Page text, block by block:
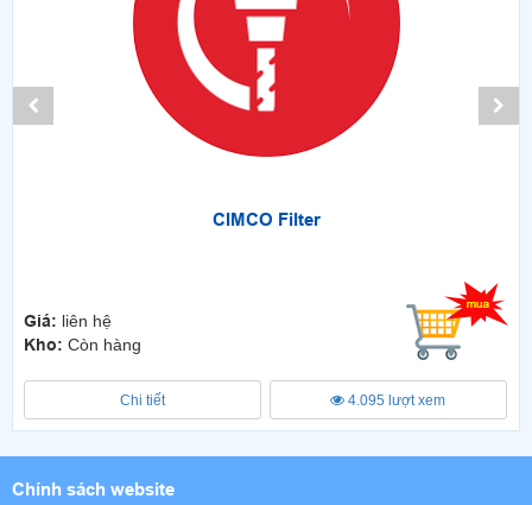
CIMCO Filter
Giá: liên hệ
Kho: Còn hàng
Chi tiết 4.095 lượt xem
Chính sách website